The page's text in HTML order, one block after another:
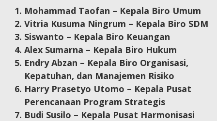
Mohammad Taofan – Kepala Biro Umum
Vitria Kusuma Ningrum – Kepala Biro SDM
Siswanto – Kepala Biro Keuangan
Alex Sumarna – Kepala Biro Hukum
Endry Abzan – Kepala Biro Organisasi,
Kepatuhan, dan Manajemen Risiko
Harry Prasetyo Utomo – Kepala Pusat
Perencanaan Program Strategis
Budi Susilo – Kepala Pusat Harmonisasi